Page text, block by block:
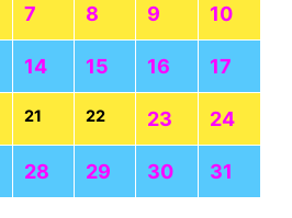
7 8 9 10
14 15 16 17
21 22 23 24
28 29 30 31